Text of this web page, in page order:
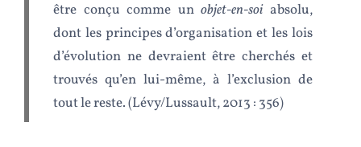
être conçu comme unobjet-en-soiabsolu,
dont les principes d’organisation et les lois
d’évolution ne devraient être cherchés et
trouvés qu’en lui-même, à l’exclusion de
tout le reste. (Lévy/Lussault, 2013 : 356)